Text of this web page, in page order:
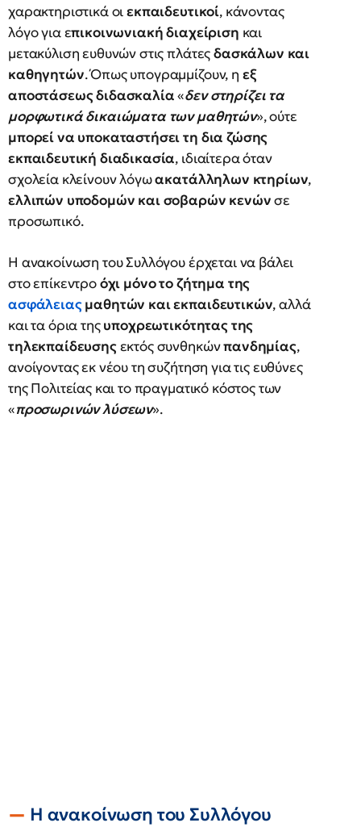
χαρακτηριστικά οιεκπαιδευτικοί, κάνοντας
λόγο για επικοινωνιακή διαχείριση και
μετακύλιση ευθυνών στις πλάτεςδασκάλων και
καθηγητών. Όπως υπογραμμίζουν, η εξ
αποστάσεως διδασκαλία«δεν στηρίζει τα
μορφωτικά δικαιώματα των μαθητών», ούτε
μπορεί να υποκαταστήσει τη δια ζώσης
εκπαιδευτική διαδικασία, ιδιαίτερα όταν
σχολεία κλείνουν λόγωακατάλληλων κτηρίων,
ελλιπών υποδομών και σοβαρών κενώνσε
προσωπικό.
Η ανακοίνωση του Συλλόγου έρχεται να βάλει
στο επίκεντροόχι μόνο το ζήτημα της
ασφάλειαςμαθητών και εκπαιδευτικών, αλλά
και τα όρια τηςυποχρεωτικότητας της
τηλεκπαίδευσηςεκτός συνθηκώνπανδημίας,
ανοίγοντας εκ νέου τη συζήτηση για τις ευθύνες
της Πολιτείας και το πραγματικό κόστος των
«προσωρινών λύσεων».
Η ανακοίνωση του Συλλόγου